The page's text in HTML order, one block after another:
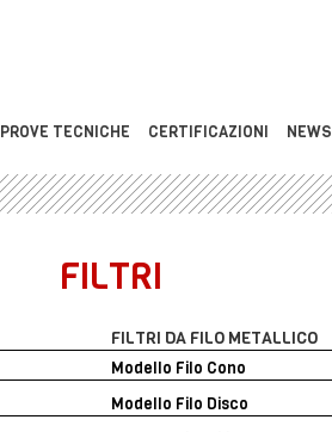
PROVE TECNICHE CERTIFICAZIONI NEWS
FILTRI
FILTRI DA FILO METALLICO
Modello Filo Cono
Modello Filo Disco